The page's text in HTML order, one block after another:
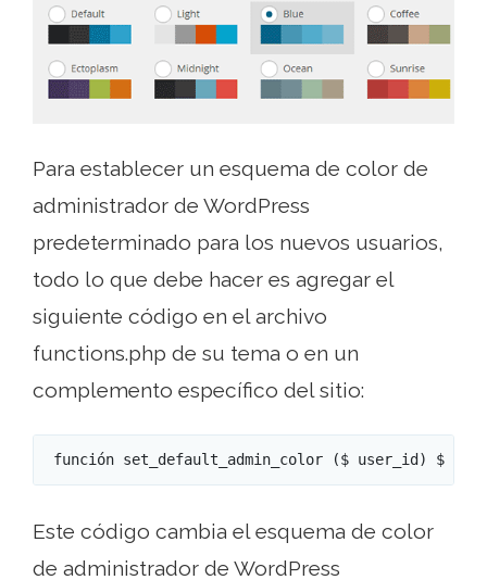
Para establecer un esquema de color de
administrador de WordPress
predeterminado para los nuevos usuarios,
todo lo que debe hacer es agregar el
siguiente código en el archivo
functions.php de su tema o en un
complemento específico del sitio:
función set_default_admin_color ($ user_id) $
Este código cambia el esquema de color
de administrador de WordPress